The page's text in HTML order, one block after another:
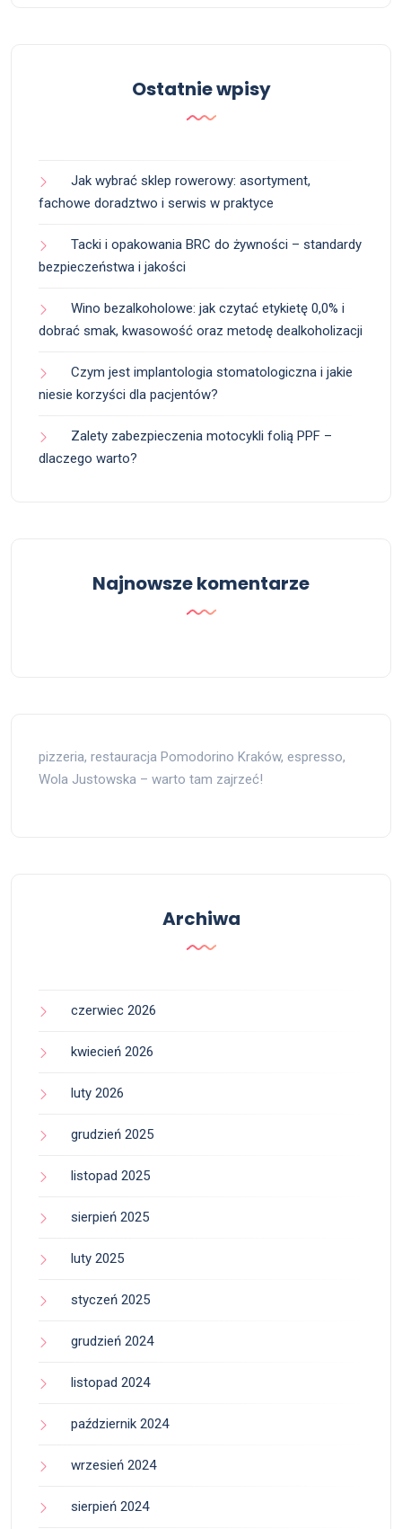
Ostatnie wpisy
Jak wybrać sklep rowerowy: asortyment,
fachowe doradztwo i serwis w praktyce
Tacki i opakowania BRC do żywności – standardy
bezpieczeństwa i jakości
Wino bezalkoholowe: jak czytać etykietę 0,0% i
dobrać smak, kwasowość oraz metodę dealkoholizacji
Czym jest implantologia stomatologiczna i jakie
niesie korzyści dla pacjentów?
Zalety zabezpieczenia motocykli folią PPF –
dlaczego warto?
Najnowsze komentarze
pizzeria, restauracja Pomodorino Kraków, espresso,
Wola Justowska – warto tam zajrzeć!
Archiwa
czerwiec 2026
kwiecień 2026
luty 2026
grudzień 2025
listopad 2025
sierpień 2025
luty 2025
styczeń 2025
grudzień 2024
listopad 2024
październik 2024
wrzesień 2024
sierpień 2024